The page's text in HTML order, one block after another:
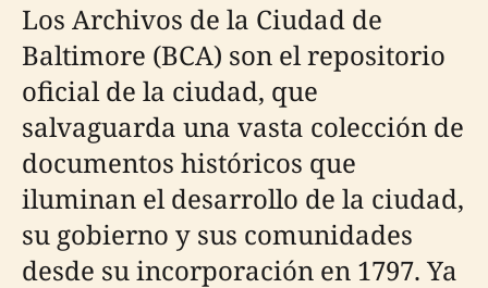
Los Archivos de la Ciudad de
Baltimore (BCA) son el repositorio
oficial de la ciudad, que
salvaguarda una vasta colección de
documentos históricos que
iluminan el desarrollo de la ciudad,
su gobierno y sus comunidades
desde su incorporación en 1797. Ya